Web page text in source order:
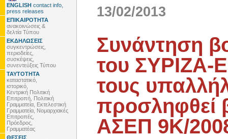
ENGLISH contact info,
press releases
ΕΠΙΚΑΙΡΟΤΗΤΑ
ανακοινώσεις &
δελτία Τύπου
ΕΚΔΗΛΩΣΕΙΣ
συγκεντρώσεις,
περιοδείες,
συσκέψεις,
συνεντεύξεις Τύπου
ΤΑΥΤΟΤΗΤΑ
καταστατικό,
ιστορικό,
Κεντρική Πολιτική
Επιτροπή, Πολιτική
Γραμματεία, Εκτελεστική
Γραμματεία, Νομαρχιακές
Επιτροπές,
Πρόεδρος,
Γραμματέας
ΘΕΣΕΙΣ
13/02/2013
Συνάντηση
του ΣΥΡΙΖΑ-
τους
προσληφθεί
ΑΣΕΠ 9Κ/